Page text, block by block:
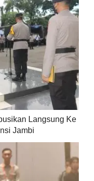
Langsung Ke
Jambi